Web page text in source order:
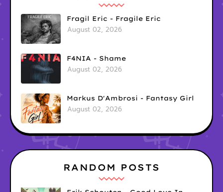
Fragil Eric - Fragile Eric
August 02, 2026
F4NIA - Shame
August 02, 2026
Markus D'Ambrosi - Fantasy Girl
August 02, 2026
RANDOM POSTS